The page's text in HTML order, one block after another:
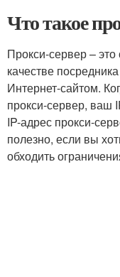
Что такое
Прокси-сервер –
качестве
Интернет-сайтом.
прокси-сервер, ваш
IP-адрес прокси-
полезно, если вы
обходить